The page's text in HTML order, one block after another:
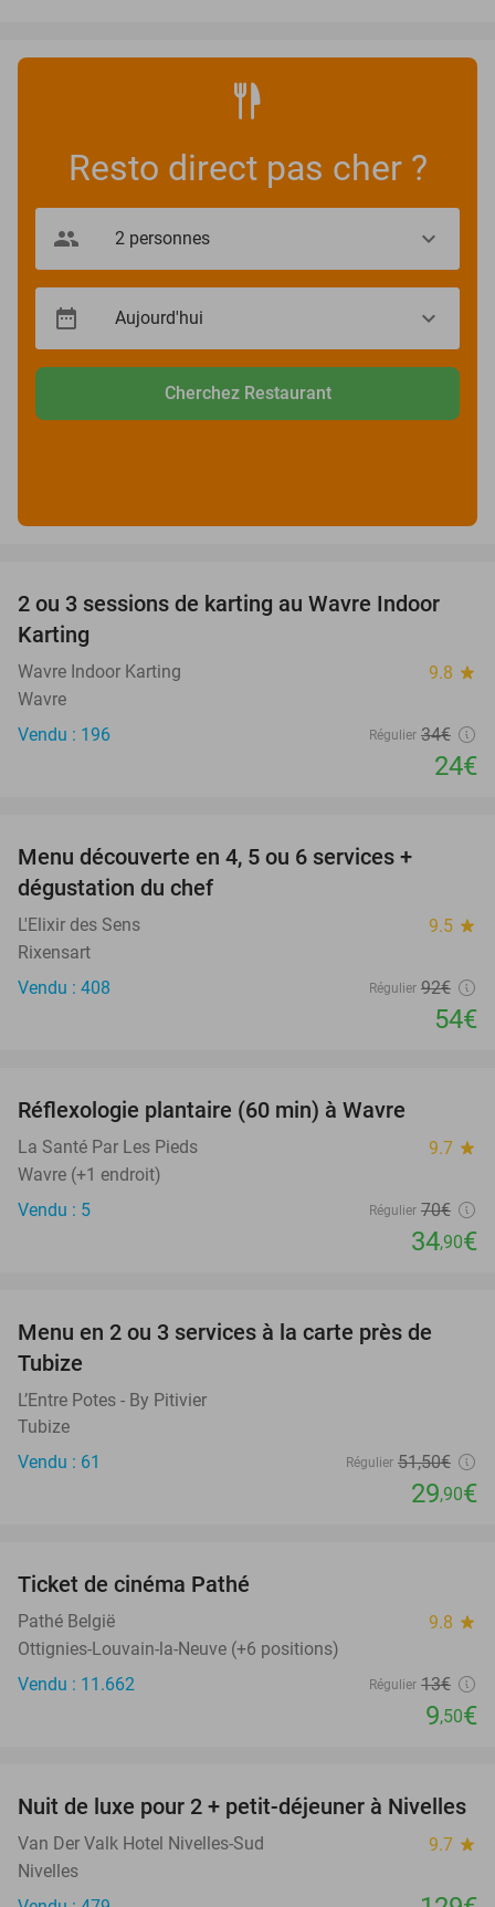
Resto direct pas cher ?
Cherchez Restaurant
29%
2 ou 3 sessions de karting au Wavre Indoor
Karting
Wavre Indoor Karting 9.8 star
Wavre
Vendu : 196
Régulier 34€
24€
Menu découverte en 4, 5 ou 6 services +
dégustation du chef
L'Elixir des Sens 9.5 star
Rixensart
Vendu : 408
Régulier 92€
54€
Réflexologie plantaire (60 min) à Wavre
La Santé Par Les Pieds 9.7 star
Wavre (+1 endroit)
Vendu : 5
Régulier 70€
34,90€
42%
Menu en 2 ou 3 services à la carte près de
Tubize
L’Entre Potes - By Pitivier
Tubize
Vendu : 61
Régulier 51,50€
29,90€
Ticket de cinéma Pathé
Pathé België 9.8 star
Ottignies-Louvain-la-Neuve (+6 positions)
Vendu : 11.662
Régulier 13€
9,50€
Nuit de luxe pour 2 + petit-déjeuner à Nivelles
Van Der Valk Hotel Nivelles-Sud 9.7 star
Nivelles